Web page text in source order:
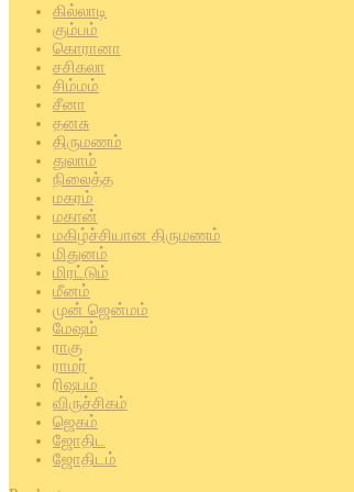
கில்லாடி
கும்பம்
கொரானா
சசிகலா
சிம்மம்
சீனா
தனசு
திருமணம்
துலாம்
நிலைத்த
மகரம்
மகான்
மகிழ்ச்சியான திருமணம்
மிதுனம்
மிரட்டும்
மீனம்
முன் ஜென்மம்
மேஷம்
ராகு
ராமர்
ரிஷபம்
விருச்சிகம்
ஜெகம்
ஜோதிட
ஜோதிடம்